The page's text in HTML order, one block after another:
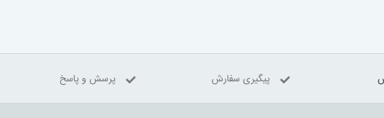
پیگیری سفارش پرسش و پاسخ